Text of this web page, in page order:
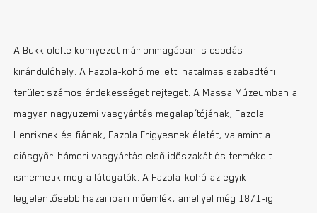
A Bükk ölelte környezet már önmagában is csodás
kirándulóhely. A Fazola-kohó melletti hatalmas szabadtéri
terület számos érdekességet rejteget. A Massa Múzeumban a
magyar nagyüzemi vasgyártás megalapítójának, Fazola
Henriknek és fiának, Fazola Frigyesnek életét, valamint a
diósgyőr-hámori vasgyártás első időszakát és termékeit
ismerhetik meg a látogatók. A Fazola-kohó az egyik
legjelentősebb hazai ipari műemlék, amellyel még 1871-ig